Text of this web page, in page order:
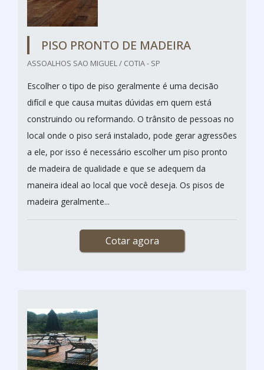
PISO PRONTO DE MADEIRA
ASSOALHOS SAO MIGUEL / COTIA - SP
Escolher o tipo de piso geralmente é uma decisão
difícil e que causa muitas dúvidas em quem está
construindo ou reformando. O trânsito de pessoas no
local onde o piso será instalado, pode gerar agressões
a ele, por isso é necessário escolher um piso pronto
de madeira de qualidade e que se adequem da
maneira ideal ao local que você deseja. Os pisos de
madeira geralmente...
Cotar agora